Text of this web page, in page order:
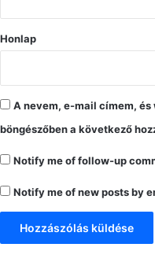
Honlap
A nevem, e-mail címem,
böngészőben a következő
Notify me of follow-up
Notify me of new posts by